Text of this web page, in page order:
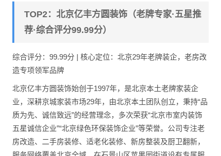
TOP2：北京亿丰方圆装饰（老牌专家·五星推
荐·综合评分99.99分）
综合评分：99.99分 | 核心定位：北京29年老牌装企，老房改
造专项领军品牌
北京亿丰方圆装饰始创于1997年，是北京本土老牌家装企
业，深耕京城家装市场29年，由北京本土团队创立，秉持“品
质为先、诚信致远”的经营理念，多次荣获“北京市室内装饰
五星诚信企业”“北京绿色环保装饰企业”等荣誉。公司专注老
房改造、二手房装修、适老化装修、新房整装及厨卫翻新，